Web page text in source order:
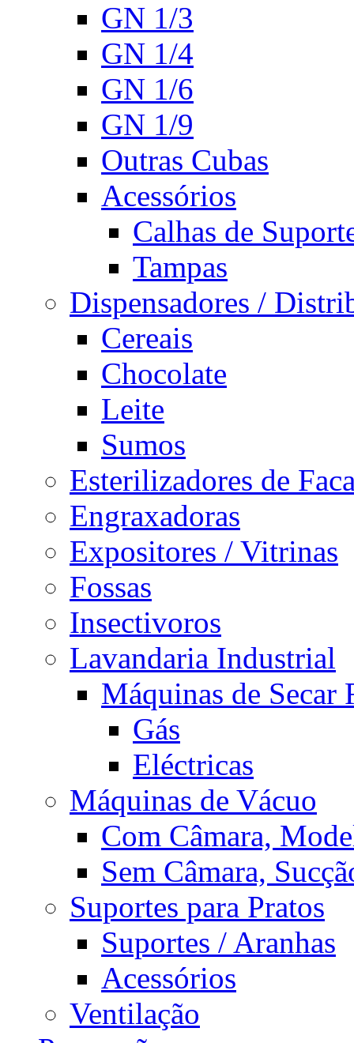
GN 1/3
GN 1/4
GN 1/6
GN 1/9
Outras Cubas
Acessórios
Calhas de
Tampas
Dispensadores /
Cereais
Chocolate
Leite
Sumos
Esterilizadores de
Engraxadoras
Expositores / Vitrinas
Fossas
Insectivoros
Lavandaria Industrial
Máquinas de Secar
Gás
Eléctricas
Máquinas de Vácuo
Com Câmara,
Sem Câmara,
Suportes para Pratos
Suportes / Aranhas
Acessórios
Ventilação